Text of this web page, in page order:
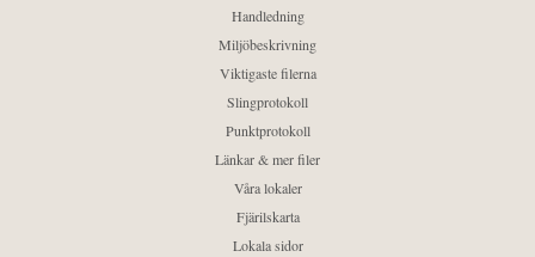
Handledning
Miljöbeskrivning
Viktigaste filerna
Slingprotokoll
Punktprotokoll
Länkar & mer filer
Våra lokaler
Fjärilskarta
Lokala sidor